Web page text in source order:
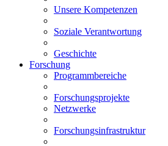
Unsere Kompetenzen
Soziale Verantwortung
Geschichte
Forschung
Programmbereiche
Forschungsprojekte
Netzwerke
Forschungsinfrastruktur